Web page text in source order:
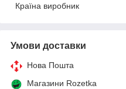
Країна виробник
Умови доставки
Нова Пошта
Магазини Rozetka